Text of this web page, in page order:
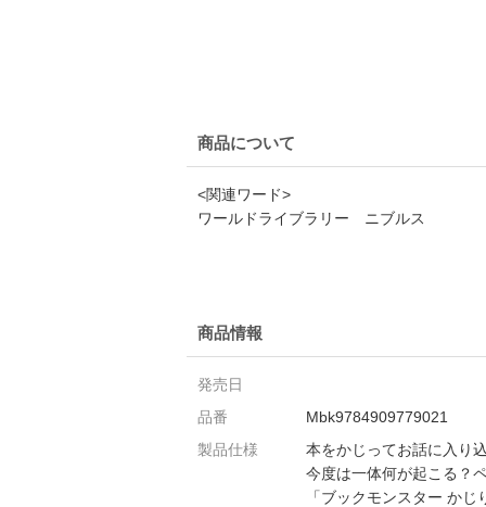
商品について
<関連ワード>
ワールドライブラリー ニブルス
商品情報
発売日
品番
Mbk9784909779021
製品仕様
本をかじってお話に入り
今度は一体何が起こる？
「ブックモンスター か